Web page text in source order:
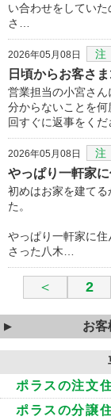
い合わせをしてい
さ…
2026年05月08日
日頃からお客さ
営業担当の小宮さん
分からないことを
回すぐに返事をく
2026年05月08日
やっぱり一軒家
初めはお家を建て
た。
やっぱり一軒家に
さった八木…
＜ 2
お客
ポラスの注文
ポラスの分譲